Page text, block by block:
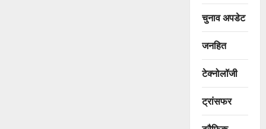
चुनाव अपडेट
जनहित
टेक्नोलॉजी
ट्रांसफर